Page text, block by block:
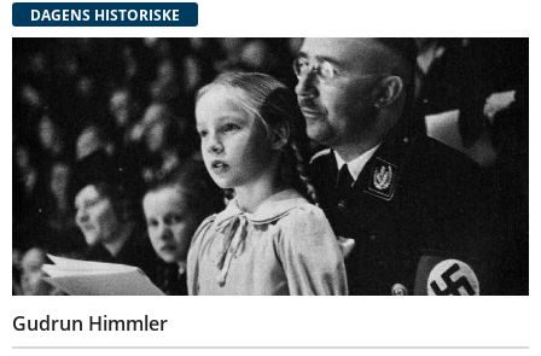
DAGENS HISTORISKE
Gudrun Himmler